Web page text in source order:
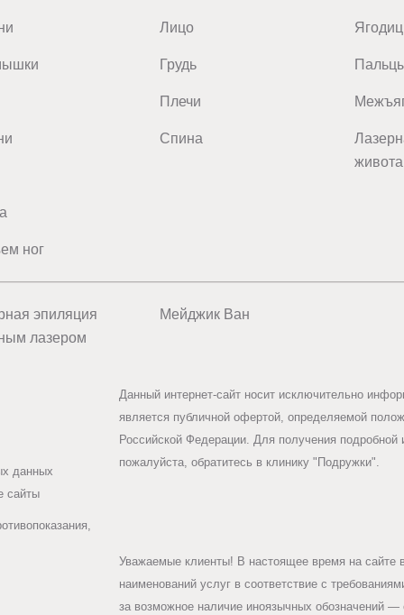
ног
Лицо
Грудь
Плечи
Спина
живота
эпиляция
лазером
Мейджик Ван
данных
сайты
Данный интернет-сайт носит исключительно
является публичной офертой, определяемой
Российской Федерации. Для получения
пожалуйста, обратитесь в клинику "Подружки".
Уважаемые клиенты! В настоящее время на сайте
наименований услуг в соответствие с
за возможное наличие иноязычных обозначений